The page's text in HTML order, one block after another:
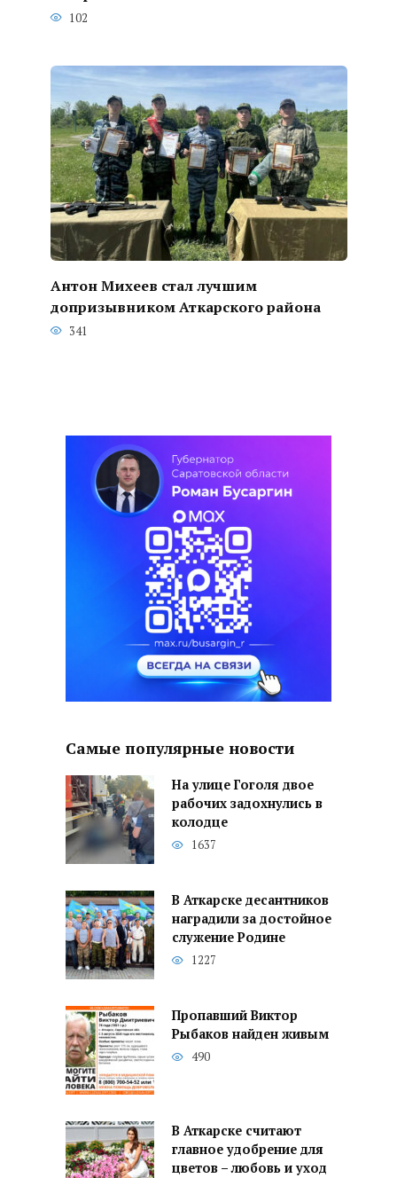
102
Антон Михеев стал лучшим
допризывником Аткарского района
341
Самые популярные новости
На улице Гоголя двое
рабочих задохнулись в
колодце
1637
В Аткарске десантников
наградили за достойное
служение Родине
1227
Пропавший Виктор
Рыбаков найден живым
490
В Аткарске считают
главное удобрение для
цветов – любовь и уход